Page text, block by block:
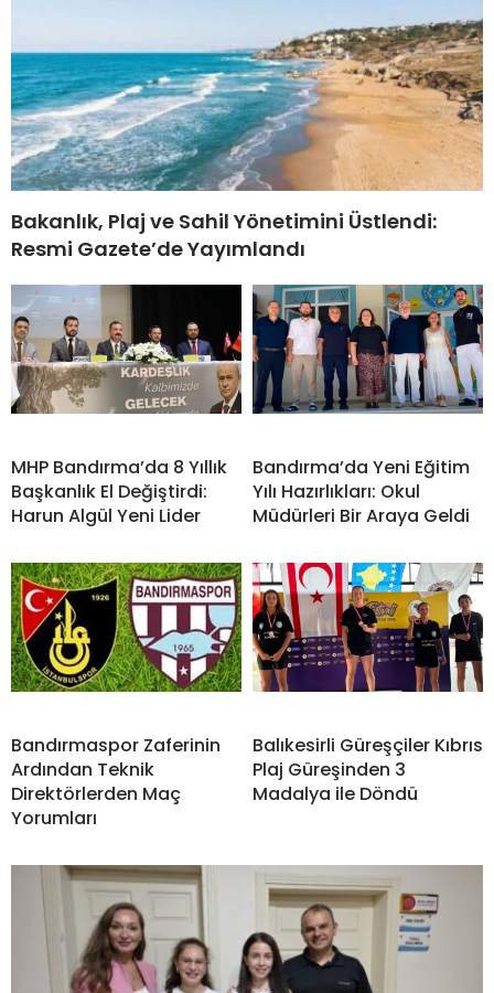
Bakanlık, Plaj ve Sahil Yönetimini Üstlendi:
Resmi Gazete’de Yayımlandı
MHP Bandırma’da 8 Yıllık
Başkanlık El Değiştirdi:
Harun Algül Yeni Lider
Bandırma’da Yeni Eğitim
Yılı Hazırlıkları: Okul
Müdürleri Bir Araya Geldi
Bandırmaspor Zaferinin
Ardından Teknik
Direktörlerden Maç
Yorumları
Balıkesirli Güreşçiler Kıbrıs
Plaj Güreşinden 3
Madalya ile Döndü